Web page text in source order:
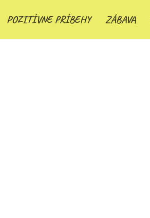
POZITÍVNE PRÍBEHY ZÁBAVA